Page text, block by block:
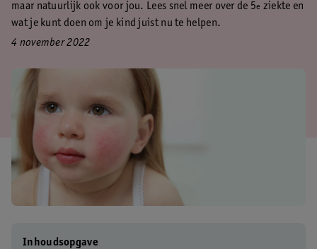
maar natuurlijk ook voor jou. Lees snel meer over de 5e ziekte en
wat je kunt doen om je kind juist nu te helpen.
4 november 2022
Inhoudsopgave